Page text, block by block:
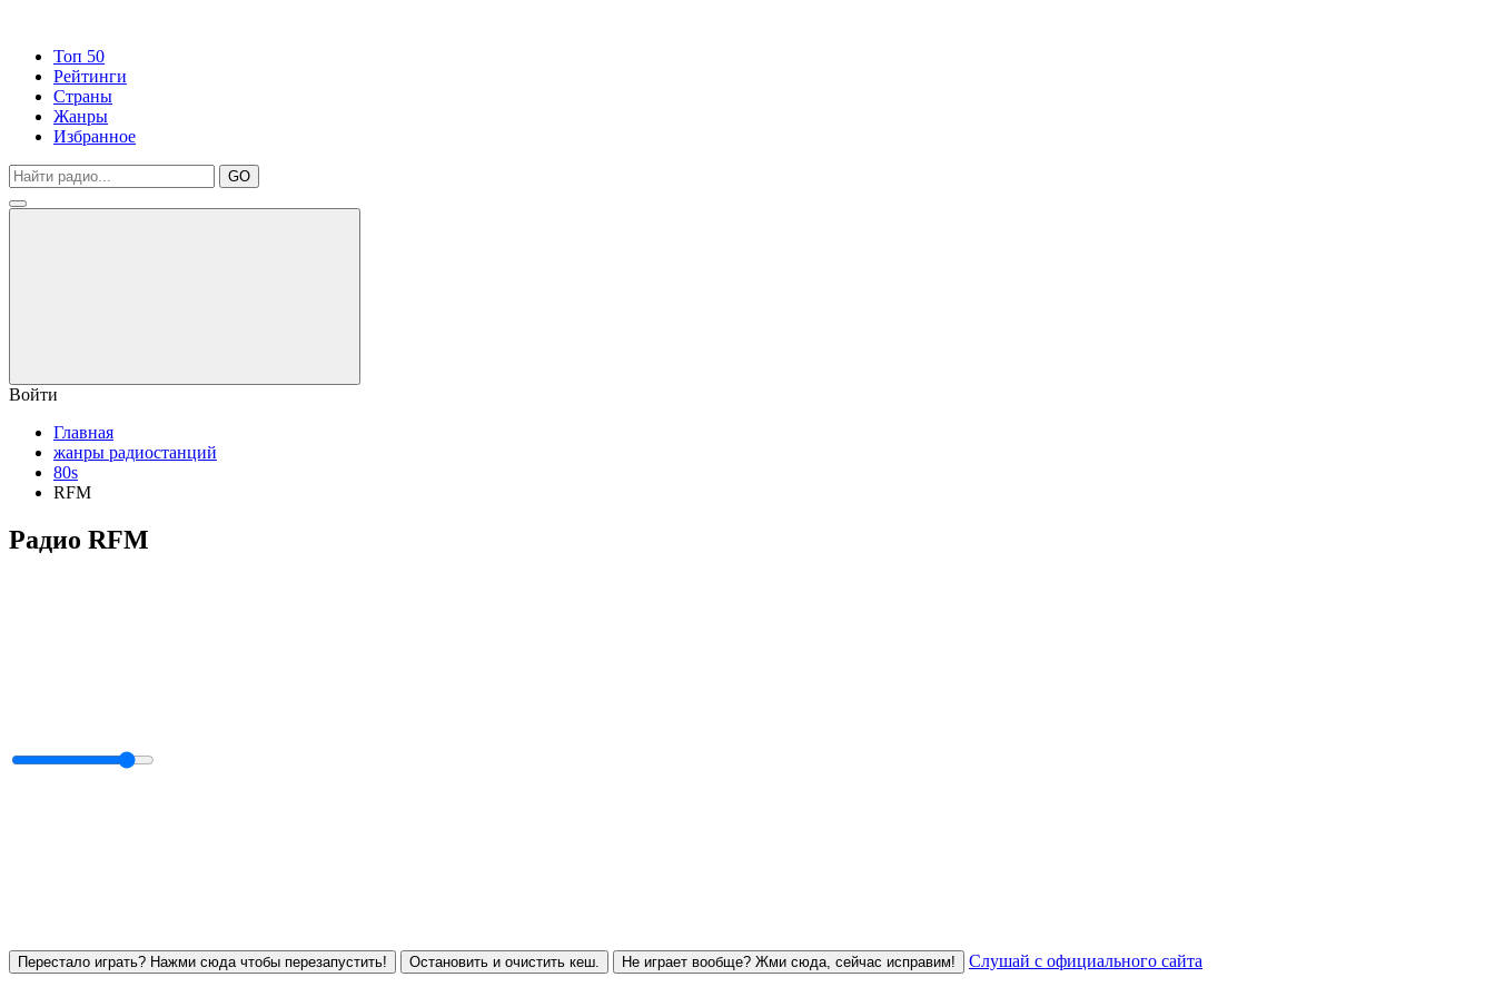
Топ 50
Рейтинги
Страны
Жанры
Избранное
GO
Войти
Главная
жанры радиостанций
80s
RFM
Радио RFM
Перестало играть? Нажми сюда чтобы перезапустить! Остановить и очистить кеш. Не играет вообще? Жми сюда, сейчас исправим! Слушай с официального сайта